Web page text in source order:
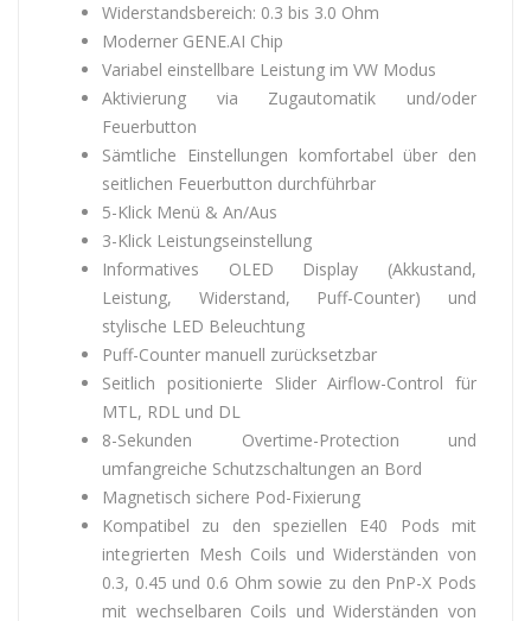
Widerstandsbereich: 0.3 bis 3.0 Ohm
Moderner GENE.AI Chip
Variabel einstellbare Leistung im VW Modus
Aktivierung via Zugautomatik und/oder
Feuerbutton
Sämtliche Einstellungen komfortabel über den
seitlichen Feuerbutton durchführbar
5-Klick Menü & An/Aus
3-Klick Leistungseinstellung
Informatives OLED Display (Akkustand,
Leistung, Widerstand, Puff-Counter) und
stylische LED Beleuchtung
Puff-Counter manuell zurücksetzbar
Seitlich positionierte Slider Airflow-Control für
MTL, RDL und DL
8-Sekunden Overtime-Protection und
umfangreiche Schutzschaltungen an Bord
Magnetisch sichere Pod-Fixierung
Kompatibel zu den speziellen E40 Pods mit
integrierten Mesh Coils und Widerständen von
0.3, 0.45 und 0.6 Ohm sowie zu den PnP-X Pods
mit wechselbaren Coils und Widerständen von